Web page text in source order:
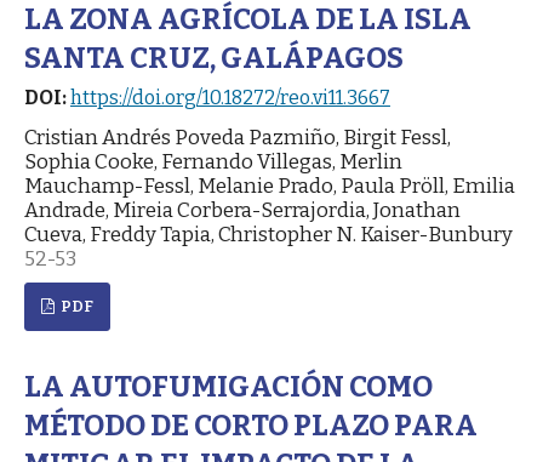
LA ZONA AGRÍCOLA DE LA ISLA
SANTA CRUZ, GALÁPAGOS
DOI:https://doi.org/10.18272/reo.vi11.3667
Cristian Andrés Poveda Pazmiño, Birgit Fessl,
Sophia Cooke, Fernando Villegas, Merlin
Mauchamp-Fessl, Melanie Prado, Paula Pröll, Emilia
Andrade, Mireia Corbera-Serrajordia, Jonathan
Cueva, Freddy Tapia, Christopher N. Kaiser-Bunbury
52-53
PDF
LA AUTOFUMIGACIÓN COMO
MÉTODO DE CORTO PLAZO PARA